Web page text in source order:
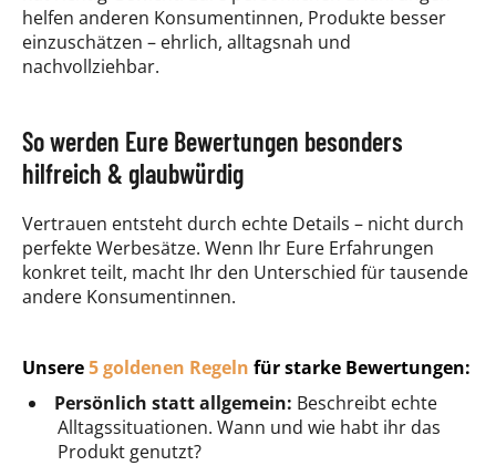
helfen anderen Konsumentinnen, Produkte besser
einzuschätzen – ehrlich, alltagsnah und
nachvollziehbar.
So werden Eure Bewertungen besonders
hilfreich & glaubwürdig
Vertrauen entsteht durch echte Details – nicht durch
perfekte Werbesätze. Wenn Ihr Eure Erfahrungen
konkret teilt, macht Ihr den Unterschied für tausende
andere Konsumentinnen.
Unsere5 goldenen Regeln für starke Bewertungen:
Persönlich statt allgemein: Beschreibt echte
Alltagssituationen. Wann und wie habt ihr das
Produkt genutzt?